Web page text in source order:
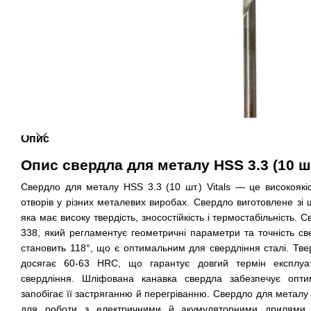
Опис
Опис свердла для металу HSS 3.3 (10
Свердло для металу HSS 3.3 (10 шт.) Vitals — це
отворів у різних металевих виробах. Свердло виготовлене зі
яка має високу твердість, зносостійкість і термостабільність.
338, який регламентує геометричні параметри та точність
становить 118°, що є оптимальним для свердління сталі.
досягає 60-63 HRC, що гарантує довгий термін
свердління. Шліфована канавка свердла забезпечує
запобігає її застряганню й перегріванню. Свердло для